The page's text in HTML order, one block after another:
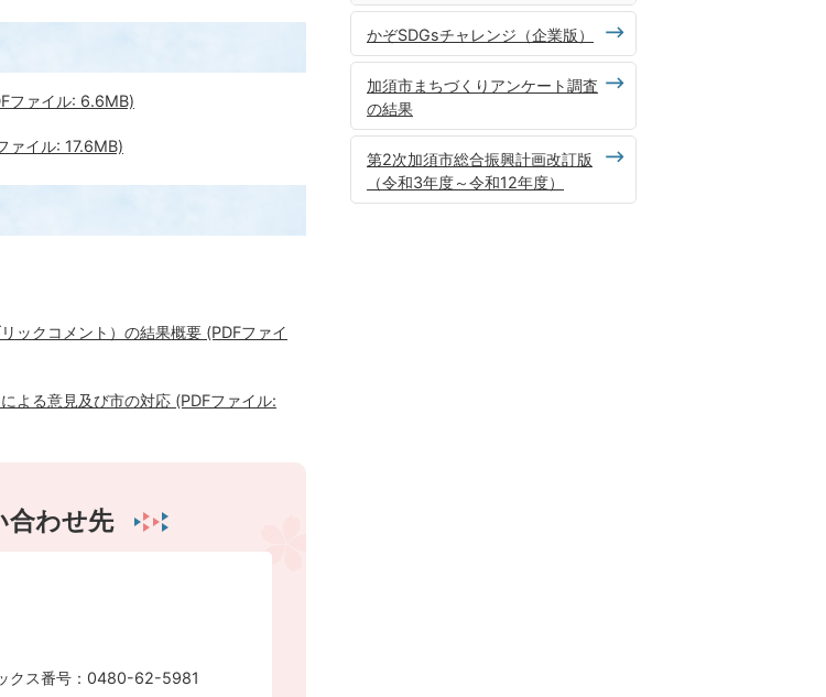
ファイル: 6.6MB)
ァイル: 17.6MB)
ックコメント）の結果概要 (PDFファイ
よる意見及び市の対応 (PDFファイル:
合わせ先
クス番号：0480-62-5981
かぞSDGsチャレンジ（企業版）
加須市まちづくりアンケート調査
の結果
第2次加須市総合振興計画改訂版
（令和3年度～令和12年度）